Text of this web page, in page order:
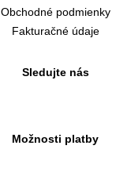
Obchodné podmienky
Fakturačné údaje
Sledujte nás
Možnosti platby